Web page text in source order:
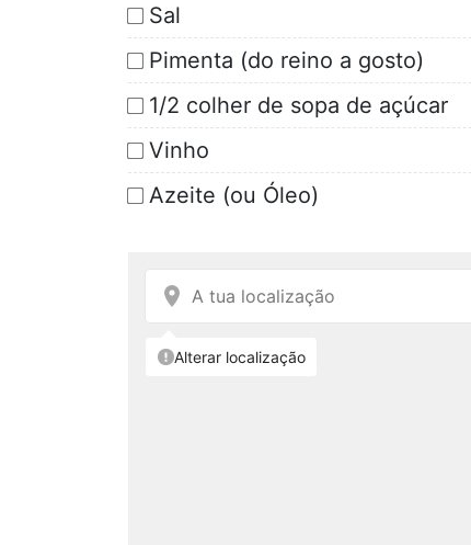
Sal
Pimenta (do reino a gosto)
1/2 colher de sopa de açúcar
Vinho
Azeite (ou Óleo)